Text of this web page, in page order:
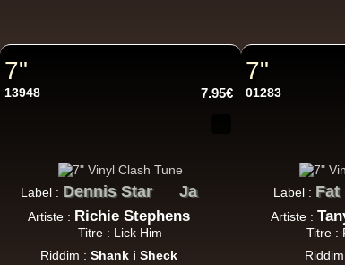
7"
13948 7.95€
Label : Dennis Star Ja
Artiste : Richie Stephens
Titre : Lick Him
Riddim : Shank i Sheck
7"
01283
Label : Fat
Artiste :
Titre :